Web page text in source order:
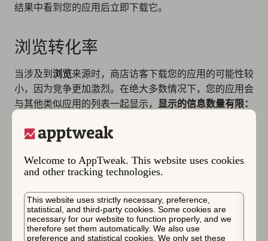
Welcome to AppTweak. This website uses cookies
and other tracking technologies.
This website uses strictly necessary, preference,
statistical, and third-party cookies. Some cookies are
necessary for our website to function properly, and we
therefore set them automatically. We also use
preference and statistical cookies. We only set these
结果中看到您的应用后立即下载它。
浏览转化率
当涉及到 浏览来源时，商店访客下载您的应用的可能性较
小，因为竞争更加激烈。在绝大多数情况下，您的应用会
与其他类似应用的列表一起显示，
显示的信息数量有限：
浏览流量的想法截然不同，因为商店访客在浏览
App Store 时不一定在寻找像您的应用这样的应用。由
于在浏览中显示的信息量有限，您也没有更多的卖点可以
Apple 在 App Store 的最前沿突出显示了一些幸运的应
用，这些应用具有更“高级”的推荐。这可能会在进行此类